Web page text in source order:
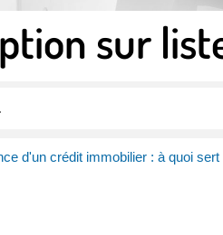
sur
d'un crédit immobilier : à quoi